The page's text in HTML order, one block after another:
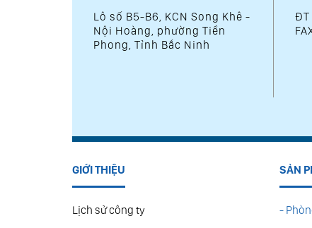
Lô số B5-B6, KCN Song Khê -
Nội Hoàng, phường Tiền
Phong, Tỉnh Bắc Ninh
ĐT
GIỚI THIỆU
Lịch sử công ty
SẢN
-